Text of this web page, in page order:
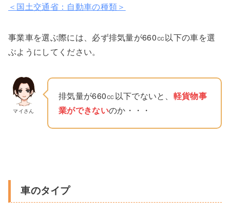
＜国土交通省：自動車の種類＞
事業車を選ぶ際には、必ず排気量が660㏄以下の車を選
ぶようにしてください。
マイさん
排気量が660㏄以下でないと、 軽貨物事
業ができないのか・・・
車のタイプ